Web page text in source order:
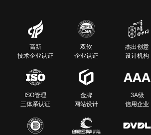
高新
技术企业认证
双软
企业认证
杰出创意
设计机构
ISO管理
三体系认证
金牌
网站设计
3A级
信用企业